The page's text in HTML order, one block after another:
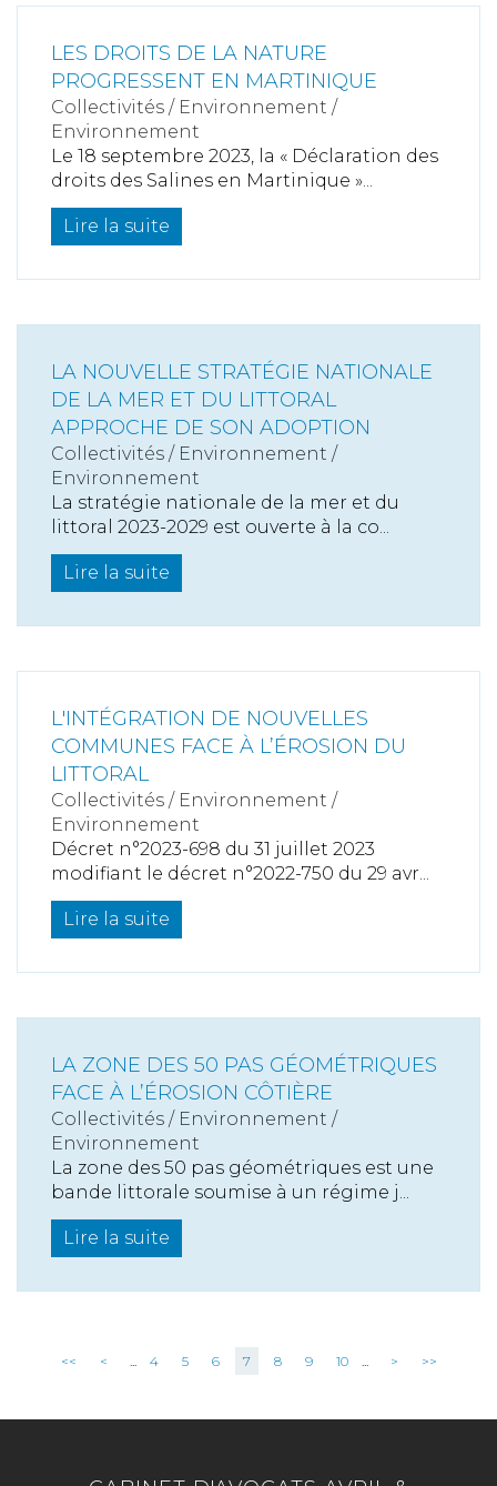
LES DROITS DE LA NATURE
PROGRESSENT EN MARTINIQUE
Collectivités / Environnement /
Environnement
Le 18 septembre 2023, la « Déclaration des
droits des Salines en Martinique »...
Lire la suite
LA NOUVELLE STRATÉGIE NATIONALE
DE LA MER ET DU LITTORAL
APPROCHE DE SON ADOPTION
Collectivités / Environnement /
Environnement
La stratégie nationale de la mer et du
littoral 2023-2029 est ouverte à la co...
Lire la suite
L'INTÉGRATION DE NOUVELLES
COMMUNES FACE À L’ÉROSION DU
LITTORAL
Collectivités / Environnement /
Environnement
Décret n°2023-698 du 31 juillet 2023
modifiant le décret n°2022-750 du 29 avr...
Lire la suite
LA ZONE DES 50 PAS GÉOMÉTRIQUES
FACE À L’ÉROSION CÔTIÈRE
Collectivités / Environnement /
Environnement
La zone des 50 pas géométriques est une
bande littorale soumise à un régime j...
Lire la suite
<< < ... 4 5 6 7 8 9 10 ... > >>